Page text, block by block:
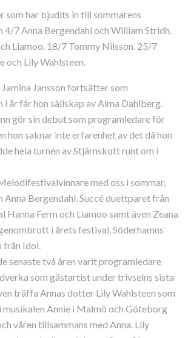
som har bjudits in till sommarens
4/7 Anna Bergendahl och William Stridh.
Liamoo. 18/7 Tommy Nilsson. 25/7
och Lily Wahlsteen.
Jansson fortsätter som
i år får hon sällskap av Alma Dahlberg.
gör sin debut som programledare för
hon saknar inte erfarenhet av det då hon
hela turnén av Stjärnskott runt om i
med oss i sommar,
Anna Bergendahl. Succé duettparet från
Ferm och Liamoo samt även Zeana
i årets festival, Söderhamns
från Idol.
senaste två åren varit programledare
som gästartist under trivselns sista
träffa Annas dotter Lily Wahlsteen som
musikalen Annie i Malmö och Göteborg
våren tillsammans med Anna. Lily